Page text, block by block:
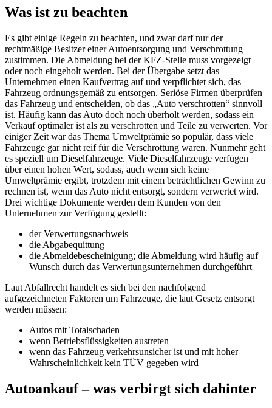
Was ist zu beachten
Es gibt einige Regeln zu beachten, und zwar darf nur der
rechtmäßige Besitzer einer Autoentsorgung und Verschrottung
zustimmen. Die Abmeldung bei der KFZ-Stelle muss vorgezeigt
oder noch eingeholt werden. Bei der Übergabe setzt das
Unternehmen einen Kaufvertrag auf und verpflichtet sich, das
Fahrzeug ordnungsgemäß zu entsorgen. Seriöse Firmen überprüfen
das Fahrzeug und entscheiden, ob das „Auto verschrotten“ sinnvoll
ist. Häufig kann das Auto doch noch überholt werden, sodass ein
Verkauf optimaler ist als zu verschrotten und Teile zu verwerten. Vor
einiger Zeit war das Thema Umweltprämie so populär, dass viele
Fahrzeuge gar nicht reif für die Verschrottung waren. Nunmehr geht
es speziell um Dieselfahrzeuge. Viele Dieselfahrzeuge verfügen
über einen hohen Wert, sodass, auch wenn sich keine
Umweltprämie ergibt, trotzdem mit einem beträchtlichen Gewinn zu
rechnen ist, wenn das Auto nicht entsorgt, sondern verwertet wird.
Drei wichtige Dokumente werden dem Kunden von den
Unternehmen zur Verfügung gestellt:
der Verwertungsnachweis
die Abgabequittung
die Abmeldebescheinigung; die Abmeldung wird häufig auf
Wunsch durch das Verwertungsunternehmen durchgeführt
Laut Abfallrecht handelt es sich bei den nachfolgend
aufgezeichneten Faktoren um Fahrzeuge, die laut Gesetz entsorgt
werden müssen:
Autos mit Totalschaden
wenn Betriebsflüssigkeiten austreten
wenn das Fahrzeug verkehrsunsicher ist und mit hoher
Wahrscheinlichkeit kein TÜV gegeben wird
Autoankauf – was verbirgt sich dahinter